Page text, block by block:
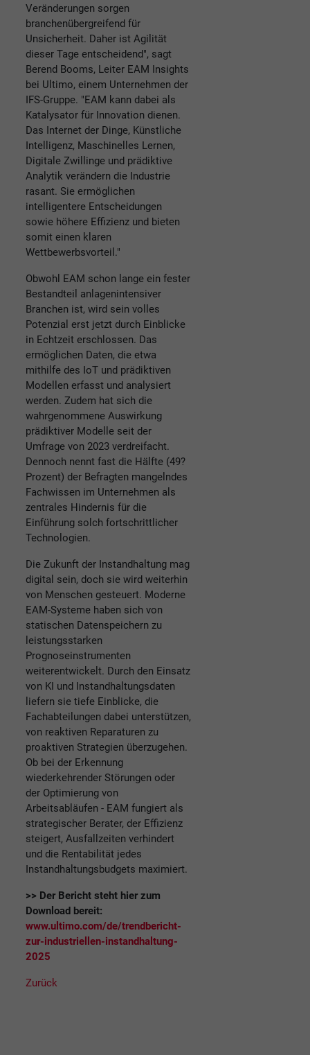
Veränderungen sorgen
branchenübergreifend für
Unsicherheit. Daher ist Agilität
dieser Tage entscheidend", sagt
Berend Booms, Leiter EAM Insights
bei Ultimo, einem Unternehmen der
IFS-Gruppe. "EAM kann dabei als
Katalysator für Innovation dienen.
Das Internet der Dinge, Künstliche
Intelligenz, Maschinelles Lernen,
Digitale Zwillinge und prädiktive
Analytik verändern die Industrie
rasant. Sie ermöglichen
intelligentere Entscheidungen
sowie höhere Effizienz und bieten
somit einen klaren
Wettbewerbsvorteil."
Obwohl EAM schon lange ein fester
Bestandteil anlagenintensiver
Branchen ist, wird sein volles
Potenzial erst jetzt durch Einblicke
in Echtzeit erschlossen. Das
ermöglichen Daten, die etwa
mithilfe des IoT und prädiktiven
Modellen erfasst und analysiert
werden. Zudem hat sich die
wahrgenommene Auswirkung
prädiktiver Modelle seit der
Umfrage von 2023 verdreifacht.
Dennoch nennt fast die Hälfte (49?
Prozent) der Befragten mangelndes
Fachwissen im Unternehmen als
zentrales Hindernis für die
Einführung solch fortschrittlicher
Technologien.
Die Zukunft der Instandhaltung mag
digital sein, doch sie wird weiterhin
von Menschen gesteuert. Moderne
EAM-Systeme haben sich von
statischen Datenspeichern zu
leistungsstarken
Prognoseinstrumenten
weiterentwickelt. Durch den Einsatz
von KI und Instandhaltungsdaten
liefern sie tiefe Einblicke, die
Fachabteilungen dabei unterstützen,
von reaktiven Reparaturen zu
proaktiven Strategien überzugehen.
Ob bei der Erkennung
wiederkehrender Störungen oder
der Optimierung von
Arbeitsabläufen - EAM fungiert als
strategischer Berater, der Effizienz
steigert, Ausfallzeiten verhindert
und die Rentabilität jedes
Instandhaltungsbudgets maximiert.
>> Der Bericht steht hier zum
Download bereit:
www.ultimo.com/de/trendbericht-
zur-industriellen-instandhaltung-
2025
Zurück